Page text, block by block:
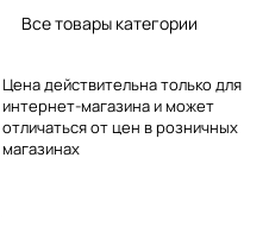
Все товары категории
Цена действительна только для
интернет-магазина и может
отличаться от цен в розничных
магазинах